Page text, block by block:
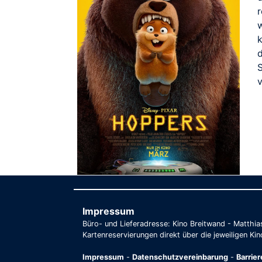
Impressum
Büro- und Lieferadresse: Kino Breitwand -
Kartenreservierungen direkt über die jeweiligen
Impressum - Datenschutzvereinbarung -